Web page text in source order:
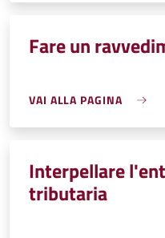
Fare un
VAI ALLA PAGINA
Interpellare
tributaria